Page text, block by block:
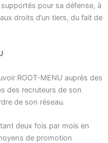
pour sa défense, à
droits d’un tiers, du fait de
ROOT-MENU auprès des
des recruteurs de son
de son réseau.
deux fois par mois en
de promotion